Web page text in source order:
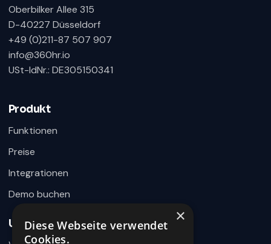
Oberbilker Allee 315
D-40227 Düsseldorf
+49 (0)211-87 507 907
info@360hr.io
USt-IdNr.: DE305150341
Produkt
Funktionen
Preise
Integrationen
Demo buchen
Unternehmen
360HR Chat
Wie können wir helfen?
×
Diese Webseite verwendet
Cookies.